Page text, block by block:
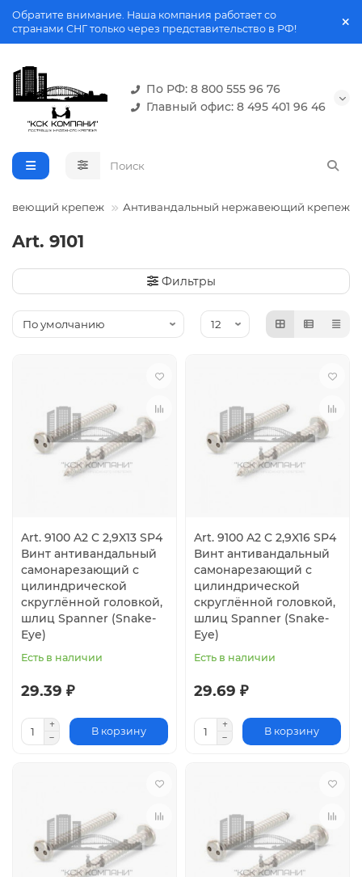
Обратите внимание. Наша компания работает со
странами СНГ только через представительство в РФ!
По РФ: 8 800 555 96 76
Главный офис: 8 495 401 96 46
крепеж Антивандальный нержавеющий крепеж
Art. 9101
Фильтры
Art. 9100 A2 C 2,9X13 SP4
Винт антивандальный
самонарезающий с
цилиндрической
скруглённой головкой,
шлиц Spanner (Snake-
Eye)
Есть в наличии
29.39 ₽
В корзину
Art. 9100 A2 C 2,9X16 SP4
Винт антивандальный
самонарезающий с
цилиндрической
скруглённой головкой,
шлиц Spanner (Snake-
Eye)
Есть в наличии
29.69 ₽
В корзину